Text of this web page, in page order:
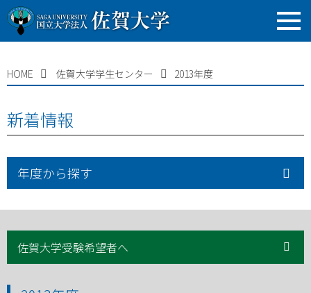
HOME 佐賀大学学生センター 2013年度
新着情報
年度から探す
佐賀大学受験希望者へ